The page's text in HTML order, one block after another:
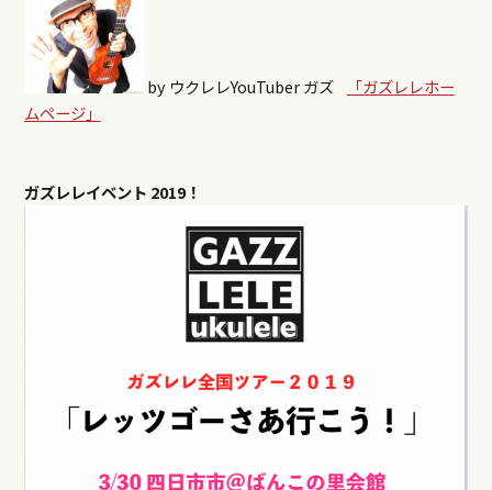
by ウクレレYouTuber ガズ
「ガズレレホー
ムページ」
ガズレレイベント 2019！